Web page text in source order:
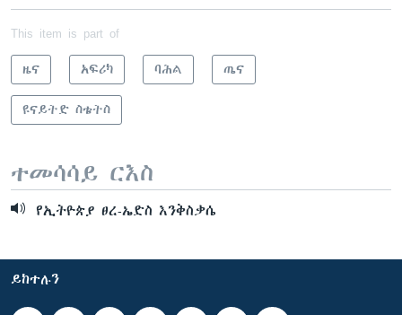
This item is part of
ዜና አፍሪካ ባሕል ጤና
ዩናይትድ ስቴትስ
ተመሳሳይ ርእስ
የኢትዮጵያ ፀረ-ኤድስ እንቅስቃሴ
ይከተሉን